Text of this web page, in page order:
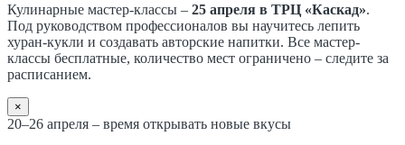
Кулинарные мастер-классы – 25 апреля в ТРЦ «Каскад».
Под руководством профессионалов вы научитесь лепить
хуран-кукли и создавать авторские напитки. Все мастер-
классы бесплатные, количество мест ограничено – следите за
расписанием.
×
20–26 апреля – время открывать новые вкусы